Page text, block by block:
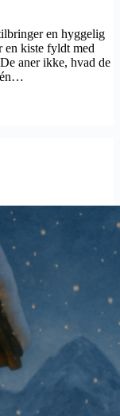
en hyggelig
en kiste fyldt med
aner ikke, hvad de
én…